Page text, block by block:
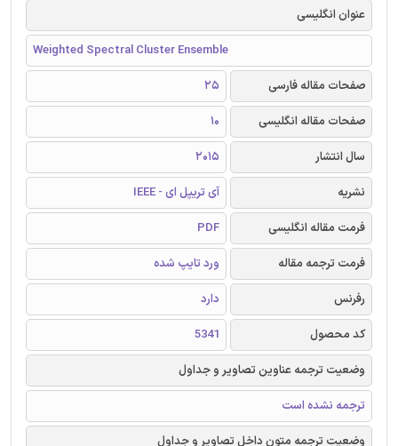
عنوان انگلیسی
Weighted Spectral Cluster Ensemble
صفحات مقاله فارسی
25
صفحات مقاله انگلیسی
10
سال انتشار
2015
نشریه
آی تریپل ای - IEEE
فرمت مقاله انگلیسی
PDF
فرمت ترجمه مقاله
ورد تایپ شده
رفرنس
دارد
کد محصول
5341
وضعیت ترجمه عناوین تصاویر و جداول
ترجمه نشده است
وضعیت ترجمه متون داخل تصاویر و جداول